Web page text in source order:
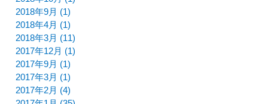
2018年9月 (1)
2018年4月 (1)
2018年3月 (11)
2017年12月 (1)
2017年9月 (1)
2017年3月 (1)
2017年2月 (4)